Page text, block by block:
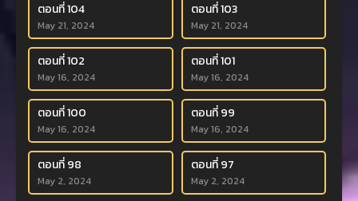
ตอนที่ 104
May 21, 2024
ตอนที่ 103
May 21, 2024
ตอนที่ 102
May 16, 2024
ตอนที่ 101
May 16, 2024
ตอนที่ 100
May 16, 2024
ตอนที่ 99
May 16, 2024
ตอนที่ 98
May 2, 2024
ตอนที่ 97
May 2, 2024